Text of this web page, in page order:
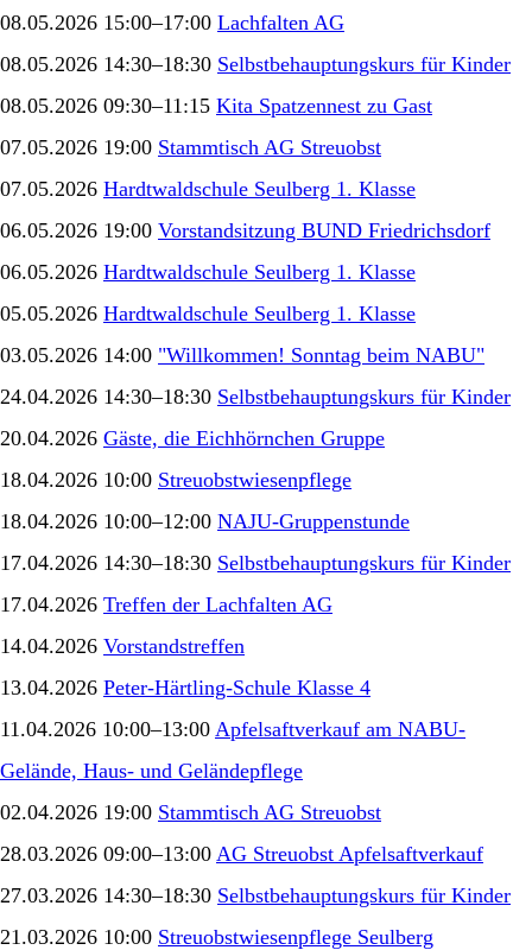
08.05.2026 15:00–17:00 Lachfalten AG
08.05.2026 14:30–18:30 Selbstbehauptungskurs für Kinder
08.05.2026 09:30–11:15 Kita Spatzennest zu Gast
07.05.2026 19:00 Stammtisch AG Streuobst
07.05.2026 Hardtwaldschule Seulberg 1. Klasse
06.05.2026 19:00 Vorstandsitzung BUND Friedrichsdorf
06.05.2026 Hardtwaldschule Seulberg 1. Klasse
05.05.2026 Hardtwaldschule Seulberg 1. Klasse
03.05.2026 14:00 "Willkommen! Sonntag beim NABU"
24.04.2026 14:30–18:30 Selbstbehauptungskurs für Kinder
20.04.2026 Gäste, die Eichhörnchen Gruppe
18.04.2026 10:00 Streuobstwiesenpflege
18.04.2026 10:00–12:00 NAJU-Gruppenstunde
17.04.2026 14:30–18:30 Selbstbehauptungskurs für Kinder
17.04.2026 Treffen der Lachfalten AG
14.04.2026 Vorstandstreffen
13.04.2026 Peter-Härtling-Schule Klasse 4
11.04.2026 10:00–13:00 Apfelsaftverkauf am NABU-
Gelände, Haus- und Geländepflege
02.04.2026 19:00 Stammtisch AG Streuobst
28.03.2026 09:00–13:00 AG Streuobst Apfelsaftverkauf
27.03.2026 14:30–18:30 Selbstbehauptungskurs für Kinder
21.03.2026 10:00 Streuobstwiesenpflege Seulberg